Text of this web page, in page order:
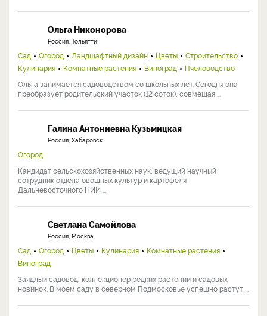
Ольга Никонорова
Россия, Тольятти
Сад Огород Ландшафтный дизайн Цветы
Строительство
Кулинария
Комнатные растения Виноград
Пчеловодство
Ольга занимается садоводством со школьных лет. Сегодня она
преобразует родительский участок (12 соток), совмещая ...
Галина Антониевна Кузьмицкая
Россия, Хабаровск
Огород
Кандидат сельскохозяйственных наук, ведущий научный
сотрудник отдела овощных культур и картофеля
Дальневосточного НИИ ...
Светлана Самойлова
Россия, Москва
Сад Огород Цветы Кулинария
Комнатные растения
Виноград
Заядлый садовод, коллекционер редких растений и садовых
новинок. В моем саду в северном Подмосковье успешно растут ...